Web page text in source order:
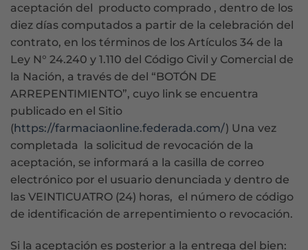
aceptación del producto comprado , dentro de los
diez días computados a partir de la celebración del
contrato, en los términos de los Artículos 34 de la
Ley N° 24.240 y 1.110 del Código Civil y Comercial de
la Nación, a través de del “BOTÓN DE
ARREPENTIMIENTO”, cuyo link se encuentra
publicado en el Sitio
(https://farmaciaonline.federada.com/) Una vez
completada la solicitud de revocación de la
aceptación, se informará a la casilla de correo
electrónico por el usuario denunciada y dentro de
las VEINTICUATRO (24) horas, el número de código
de identificación de arrepentimiento o revocación.
Si la aceptación es posterior a la entrega del bien: